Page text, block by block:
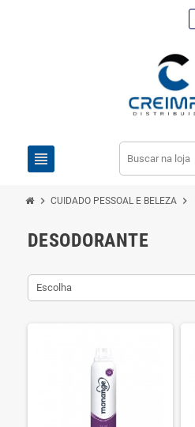
view_headline
chevron_right CUIDADO PESSOAL E BELEZA chevron_right
DESODORANTE
Escolha